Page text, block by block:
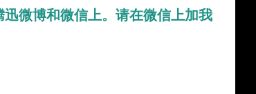
微博和微信上。请在微信上加我